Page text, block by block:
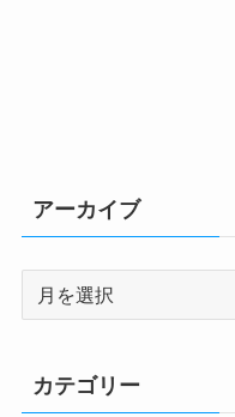
アーカイブ
ブ
カテゴリー